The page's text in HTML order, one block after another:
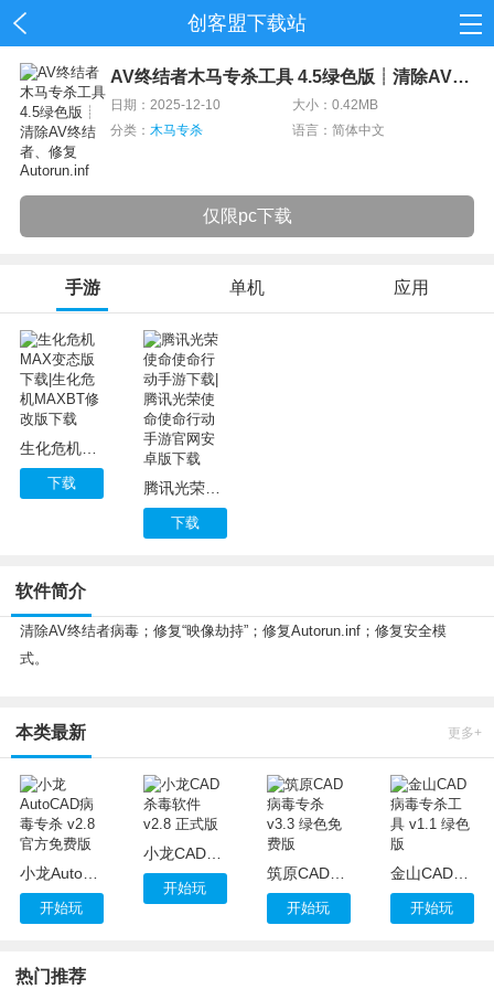
创客盟下载站
首页 AV终结者木马专杀工具 4.5绿色版┊清除AV终结者、修复Autorun.inf
日期：2025-12-10
大小：0.42MB
分类： 木马专杀 语言：简体中文
仅限pc下载
手游 单机 应用
生化危机MAX变态版下载|生化危机MAXBT修改版下载
下载 腾讯光荣使命使命行动手游下载|腾讯光荣使命使命行动手游官网安卓版下载
下载
软件简介
清除AV终结者病毒；修复“映像劫持”；修复Autorun.inf；修复安全模
式。
本类最新 更多+
小龙AutoCAD病毒专杀 v2.8 官方免费版
开始玩
小龙CAD杀毒软件 v2.8 正式版
开始玩
筑原CAD病毒专杀 v3.3 绿色免费版
开始玩
金山CAD病毒专杀工具 v1.1 绿色版
开始玩
热门推荐